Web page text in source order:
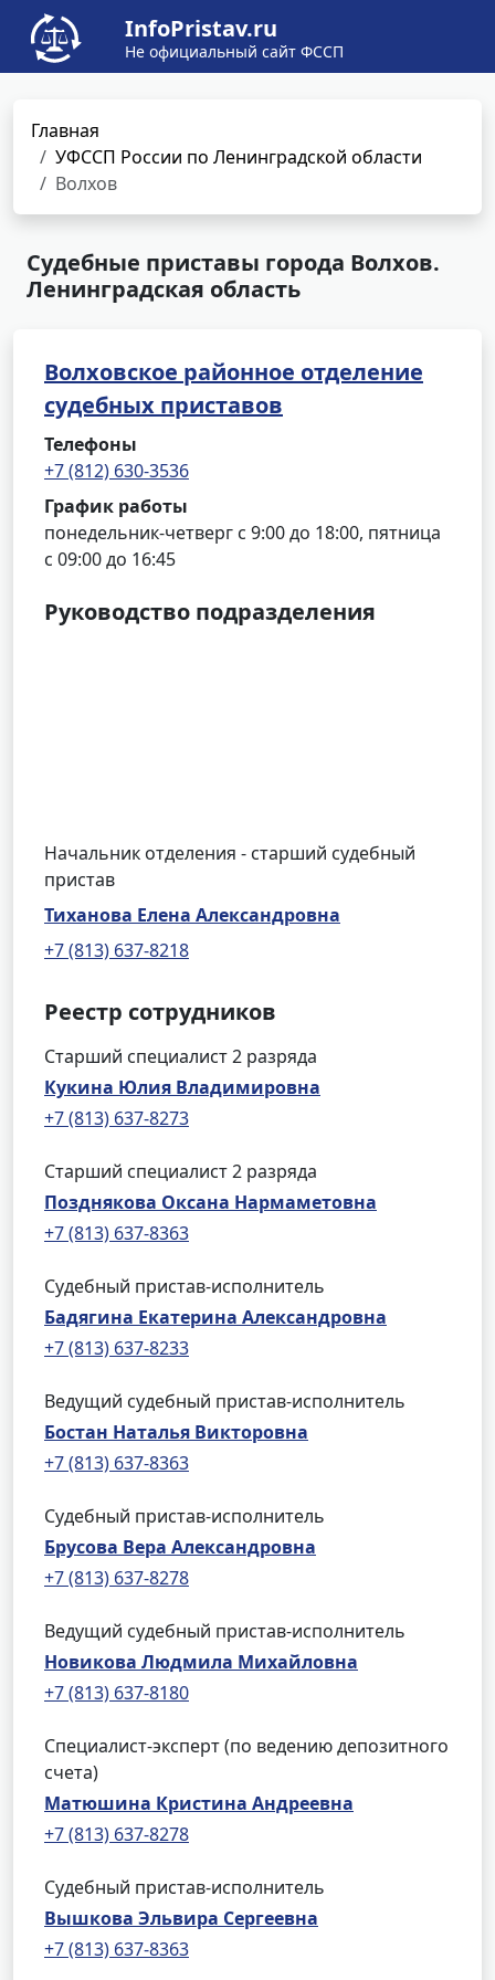
InfoPristav.ru
Не официальный сайт ФССП
Главная
УФССП России по Ленинградской области
Волхов
Судебные приставы города Волхов.
Ленинградская область
Волховское районное отделение
судебных приставов
Телефоны
+7 (812) 630-3536
График работы
понедельник-четверг с 9:00 до 18:00, пятница
с 09:00 до 16:45
Руководство подразделения
Начальник отделения - старший судебный
пристав
Тиханова Елена Александровна
+7 (813) 637-8218
Реестр сотрудников
Старший специалист 2 разряда
Кукина Юлия Владимировна
+7 (813) 637-8273
Старший специалист 2 разряда
Позднякова Оксана Нармаметовна
+7 (813) 637-8363
Судебный пристав-исполнитель
Бадягина Екатерина Александровна
+7 (813) 637-8233
Ведущий судебный пристав-исполнитель
Бостан Наталья Викторовна
+7 (813) 637-8363
Судебный пристав-исполнитель
Брусова Вера Александровна
+7 (813) 637-8278
Ведущий судебный пристав-исполнитель
Новикова Людмила Михайловна
+7 (813) 637-8180
Специалист-эксперт (по ведению депозитного
счета)
Матюшина Кристина Андреевна
+7 (813) 637-8278
Судебный пристав-исполнитель
Вышкова Эльвира Сергеевна
+7 (813) 637-8363